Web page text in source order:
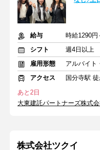
給与
時給1290円
シフト
週4日以上
雇用形態
アルバイト
アクセス
国分寺駅
あと2日
大東建託パートナーズ株式
株式会社ツクイ